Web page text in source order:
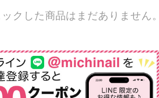
クした商品はまだありません。